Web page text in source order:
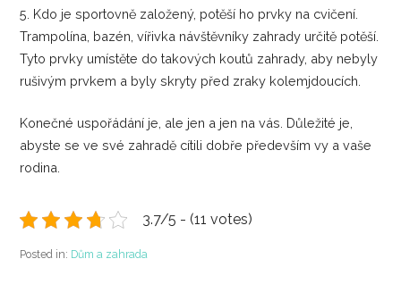
5. Kdo je sportovně založený, potěší ho prvky na cvičení.
Trampolína, bazén, vířivka návštěvníky zahrady určitě potěší.
Tyto prvky umístěte do takových koutů zahrady, aby nebyly
rušivým prvkem a byly skryty před zraky kolemjdoucích.
Konečné uspořádání je, ale jen a jen na vás. Důležité je,
abyste se ve své zahradě cítili dobře především vy a vaše
rodina.
3.7/5 - (11 votes)
Posted in: Dům a zahrada